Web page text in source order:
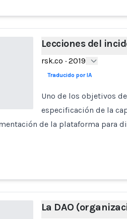
Lecciones del
rsk.co · 2019
Traducido por IA
Uno de los objetivos
especificación de la
de la plataforma para
La DAO